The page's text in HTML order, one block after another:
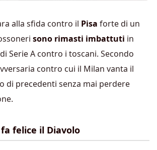
alla sfida contro il Pisa forte di un
sono rimasti imbattuti in
Serie A contro i toscani. Secondo
contro cui il Milan vanta il
di precedenti senza mai perdere
felice il Diavolo